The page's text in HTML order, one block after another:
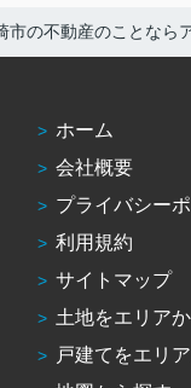
市の不動産のことなら
ホーム
会社概要
プライバシー
利用規約
サイトマップ
土地をエリア
戸建てをエリ